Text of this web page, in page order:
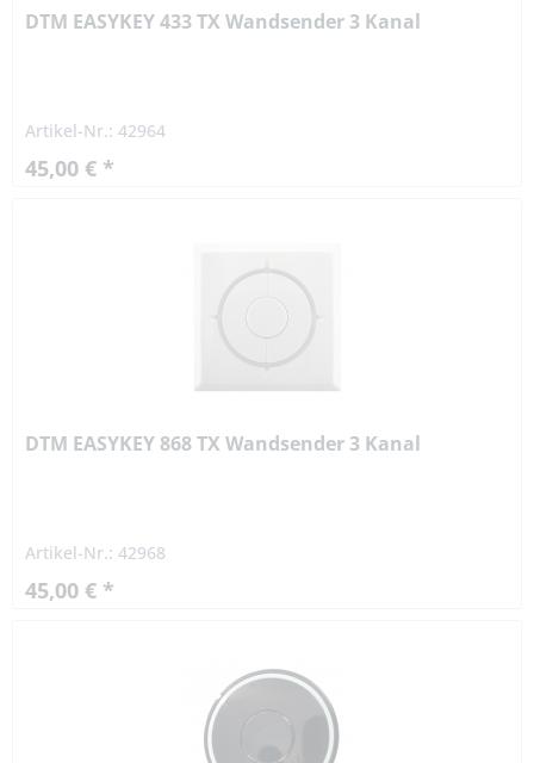
DTM EASYKEY 433 TX Wandsender 3 Kanal
Artikel-Nr.: 42964
45,00 € *
DTM EASYKEY 868 TX Wandsender 3 Kanal
Artikel-Nr.: 42968
45,00 € *